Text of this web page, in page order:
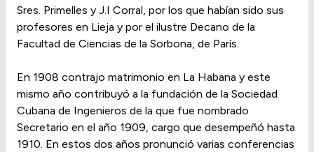
Sres. Primelles y J.I Corral, por los que habían sido sus
profesores en Lieja y por el ilustre Decano de la
Facultad de Ciencias de la Sorbona, de París.
En 1908 contrajo matrimonio en La Habana y este
mismo año contribuyó a la fundación de la Sociedad
Cubana de Ingenieros de la que fue nombrado
Secretario en el año 1909, cargo que desempeñó hasta
1910. En estos dos años pronunció varias conferencias